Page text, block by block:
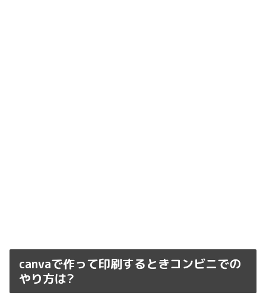
canvaで作って印刷するときコンビニでの
やり方は?